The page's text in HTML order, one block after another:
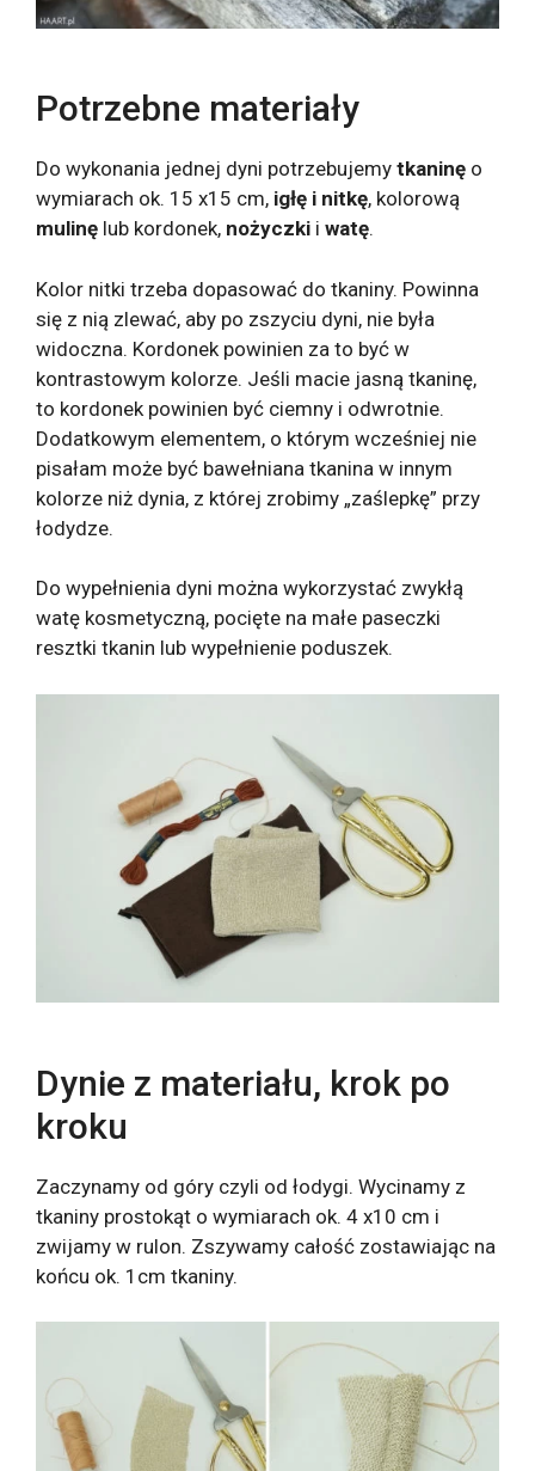
Potrzebne materiały
Do wykonania jednej dyni potrzebujemy tkaninę o
wymiarach ok. 15 x15 cm, igłę i nitkę, kolorową
mulinę lub kordonek, nożyczki i watę.
Kolor nitki trzeba dopasować do tkaniny. Powinna
się z nią zlewać, aby po zszyciu dyni, nie była
widoczna. Kordonek powinien za to być w
kontrastowym kolorze. Jeśli macie jasną tkaninę,
to kordonek powinien być ciemny i odwrotnie.
Dodatkowym elementem, o którym wcześniej nie
pisałam może być bawełniana tkanina w innym
kolorze niż dynia, z której zrobimy „zaślepkę” przy
łodydze.
Do wypełnienia dyni można wykorzystać zwykłą
watę kosmetyczną, pocięte na małe paseczki
resztki tkanin lub wypełnienie poduszek.
Dynie z materiału, krok po
kroku
Zaczynamy od góry czyli od łodygi. Wycinamy z
tkaniny prostokąt o wymiarach ok. 4 x10 cm i
zwijamy w rulon. Zszywamy całość zostawiając na
końcu ok. 1cm tkaniny.